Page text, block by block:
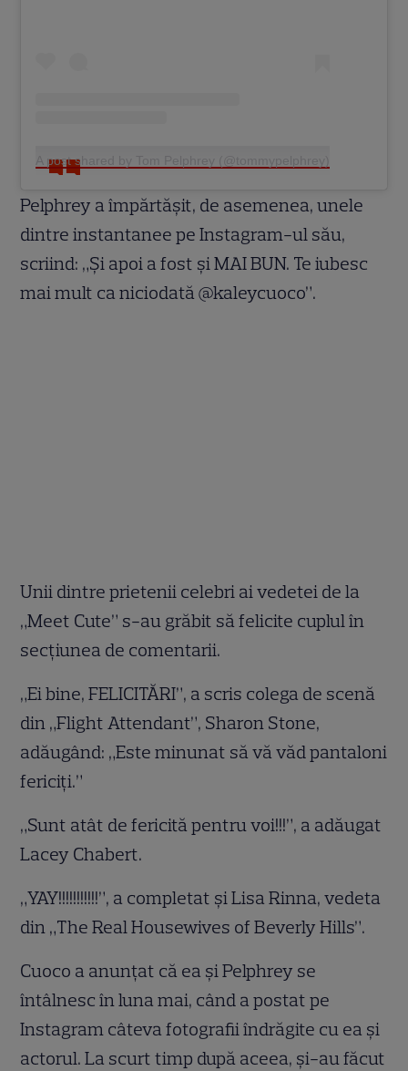
A post shared by Tom Pelphrey (@tommypelphrey)
Pelphrey a împărtășit, de asemenea, unele
dintre instantanee pe Instagram-ul său,
scriind: „Și apoi a fost și MAI BUN. Te iubesc
mai mult ca niciodată @kaleycuoco”.
Unii dintre prietenii celebri ai vedetei de la
„Meet Cute” s-au grăbit să felicite cuplul în
secțiunea de comentarii.
„Ei bine, FELICITĂRI”, a scris colega de scenă
din „Flight Attendant”, Sharon Stone,
adăugând: „Este minunat să vă văd pantaloni
fericiți.”
„Sunt atât de fericită pentru voi!!!”, a adăugat
Lacey Chabert.
„YAY!!!!!!!!!!!”, a completat și Lisa Rinna, vedeta
din „The Real Housewives of Beverly Hills”.
Cuoco a anunțat că ea și Pelphrey se
întâlnesc în luna mai, când a postat pe
Instagram câteva fotografii îndrăgite cu ea și
actorul. La scurt timp după aceea, și-au făcut